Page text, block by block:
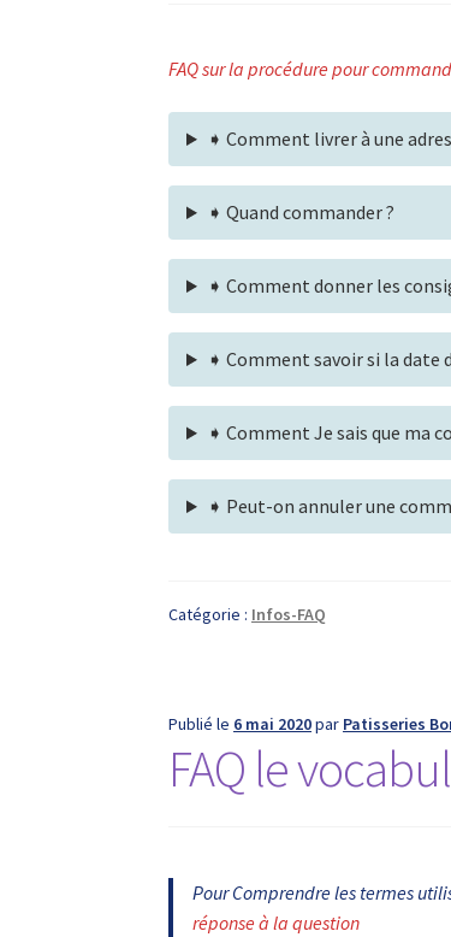
FAQ sur la procédure pour
➧ Comment livrer à une
➧ Quand commander ?
➧ Comment donner les
➧ Comment savoir si la date
➧ Comment Je sais que ma
➧ Peut-on annuler une
Catégorie : Infos-FAQ
Publié le 6 mai 2020par Patisseries
FAQ le
Pour Comprendre les termes
réponse à la question